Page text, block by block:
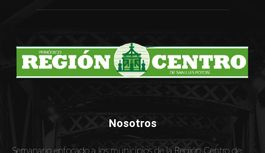
Nosotros
Semanario enfocado a los municipios de la Región Centro de